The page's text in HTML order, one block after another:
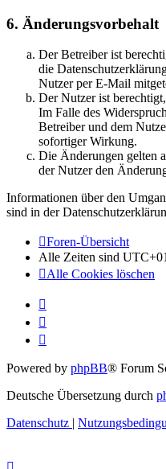
6. Änderungsvorbehalt
Der Betreiber ist
die
Nutzer per E-Mail
Der Nutzer ist
Im Falle des
Betreiber und dem
sofortiger Wirkung.
Die Änderungen gelten
der Nutzer den
Informationen über den
sind in der
Foren-Übersicht
Alle Zeiten sind
Alle Cookies löschen
Powered by phpBB® Forum
Deutsche Übersetzung durch
Datenschutz |